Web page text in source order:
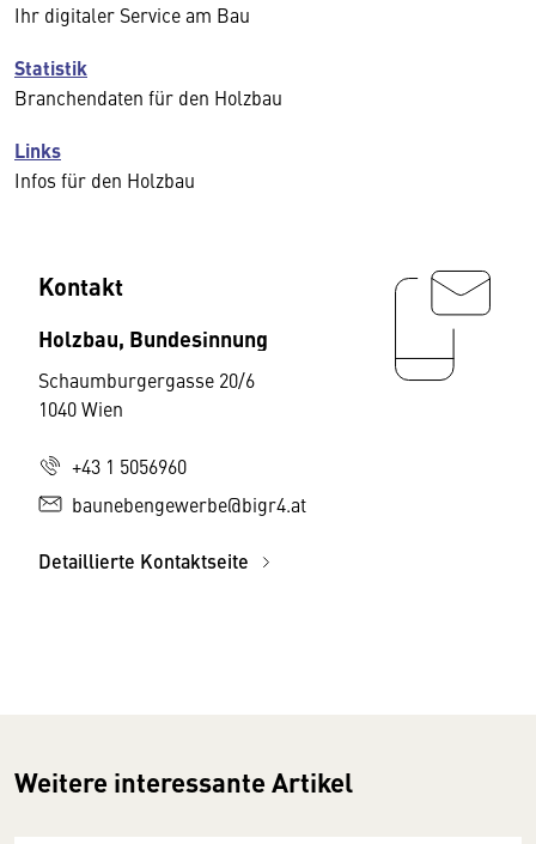
Ihr digitaler Service am Bau
Statistik
Branchendaten für den Holzbau
Links
Infos für den Holzbau
Kontakt
Holzbau, Bundesinnung
Schaumburgergasse 20/6
1040 Wien
+43 1 5056960
baunebengewerbe@bigr4.at
Detaillierte Kontaktseite
Weitere interessante Artikel